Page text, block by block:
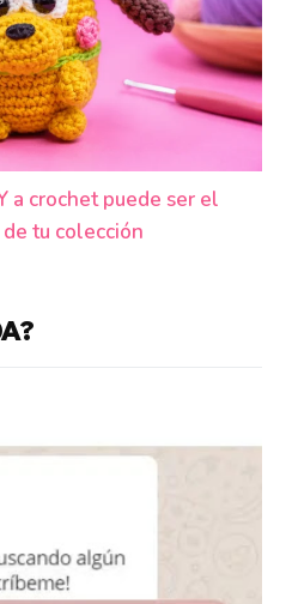
a crochet puede ser el
tu colección